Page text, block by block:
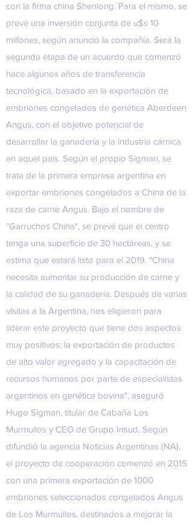
con la firma china Shenlong. Para el mismo, se
prevé una inversión conjunta de u$s 10
millones, según anunció la compañía. Será la
segunda etapa de un acuerdo que comenzó
hace algunos años de transferencia
tecnológica, basado en la exportación de
embriones congelados de genética Aberdeen
Angus, con el objetivo potencial de
desarrollar la ganadería y la industria cárnica
en aquel país. Según el propio Sigman, se
trata de la primera empresa argentina en
exportar embriones congelados a China de la
raza de carne Angus. Bajo el nombre de
"Garruchos China", se prevé que el centro
tenga una superficie de 30 hectáreas, y se
estima que estará listo para el 2019. "China
necesita aumentar su producción de carne y
la calidad de su ganadería. Después de varias
visitas a la Argentina, nos eligieron para
liderar este proyecto que tiene dos aspectos
muy positivos: la exportación de productos
de alto valor agregado y la capacitación de
recursos humanos por parte de especialistas
argentinos en genética bovina", aseguró
Hugo Sigman, titular de Cabaña Los
Murmullos y CEO de Grupo Insud. Según
difundió la agencia Noticias Argentinas (NA),
el proyecto de cooperación comenzó en 2015
con una primera exportación de 1000
embriones seleccionados congelados Angus
de Los Murmullos, destinados a mejorar la